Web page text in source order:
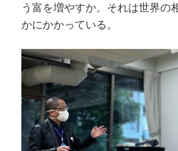
う富を増やすか。それは世界の
かにかかっている。